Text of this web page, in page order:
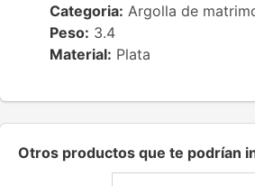
Categoria: Argolla de
Peso: 3.4
Material: Plata
Otros productos que te podrían